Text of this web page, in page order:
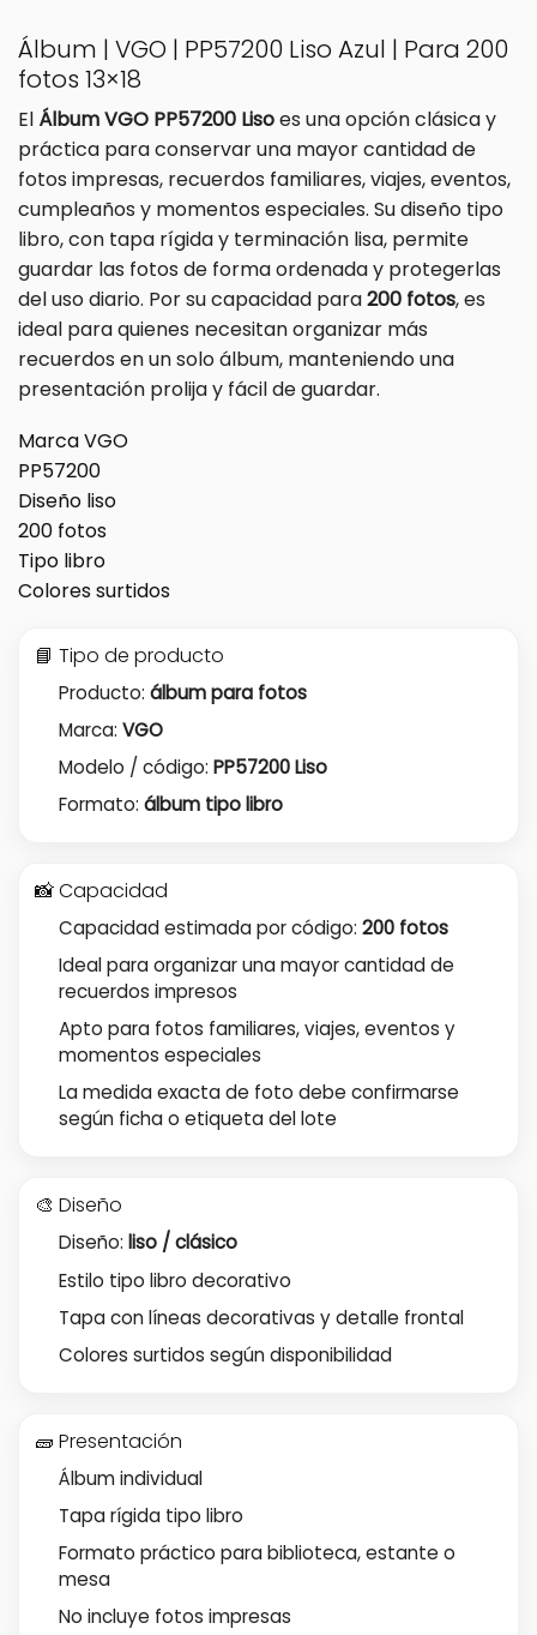
Álbum | VGO | PP57200 Liso Azul | Para 200
fotos 13×18
El Álbum VGO PP57200 Lisoes una opción clásica y
práctica para conservar una mayor cantidad de
fotos impresas, recuerdos familiares, viajes, eventos,
cumpleaños y momentos especiales. Su diseño tipo
libro, con tapa rígida y terminación lisa, permite
guardar las fotos de forma ordenada y protegerlas
del uso diario. Por su capacidad para200 fotos, es
ideal para quienes necesitan organizar más
recuerdos en un solo álbum, manteniendo una
presentación prolija y fácil de guardar.
Marca VGO
PP57200
Diseño liso
200 fotos
Tipo libro
Colores surtidos
📘 Tipo de producto
Producto: álbum para fotos
Marca: VGO
Modelo / código: PP57200 Liso
Formato: álbum tipo libro
📸 Capacidad
Capacidad estimada por código: 200 fotos
Ideal para organizar una mayor cantidad de
recuerdos impresos
Apto para fotos familiares, viajes, eventos y
momentos especiales
La medida exacta de foto debe confirmarse
según ficha o etiqueta del lote
🎨 Diseño
Diseño: liso / clásico
Estilo tipo libro decorativo
Tapa con líneas decorativas y detalle frontal
Colores surtidos según disponibilidad
🧱 Presentación
Álbum individual
Tapa rígida tipo libro
Formato práctico para biblioteca, estante o
mesa
No incluye fotos impresas